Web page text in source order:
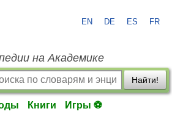
EN DE ES FR
на Академике
Найти!
Книги Игры ⚽